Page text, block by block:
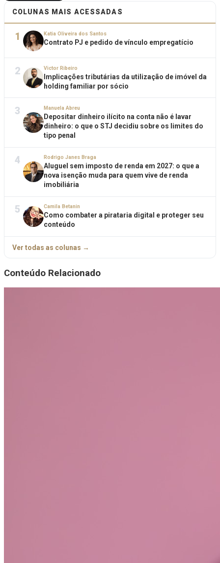
COLUNAS MAIS ACESSADAS
1 Katia Oliveira dos Santos
Contrato PJ e pedido de vínculo empregatício
2 Victor Ribeiro
Implicações tributárias da utilização de imóvel da
holding familiar por sócio
3 Manuela Abreu
Depositar dinheiro ilícito na conta não é lavar
dinheiro: o que o STJ decidiu sobre os limites do
tipo penal
4 Rodrigo Janes Braga
Aluguel sem imposto de renda em 2027: o que a
nova isenção muda para quem vive de renda
imobiliária
5 Camila Betanin
Como combater a pirataria digital e proteger seu
conteúdo
Ver todas as colunas →
Conteúdo Relacionado